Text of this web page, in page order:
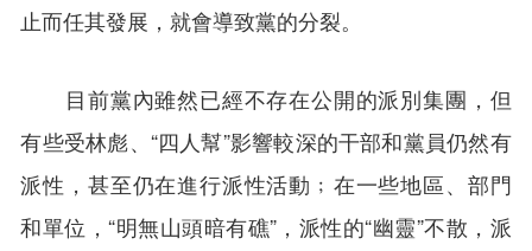
止而任其發展，就會導致黨的分裂。
目前黨內雖然已經不存在公開的派別集團，但
有些受林彪、“四人幫”影響較深的干部和黨員仍然有
派性，甚至仍在進行派性活動﹔在一些地區、部門
和單位，“明無山頭暗有礁”，派性的“幽靈”不散，派